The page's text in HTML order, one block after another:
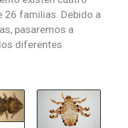
26 familias. Debido a
pasaremos a
diferentes